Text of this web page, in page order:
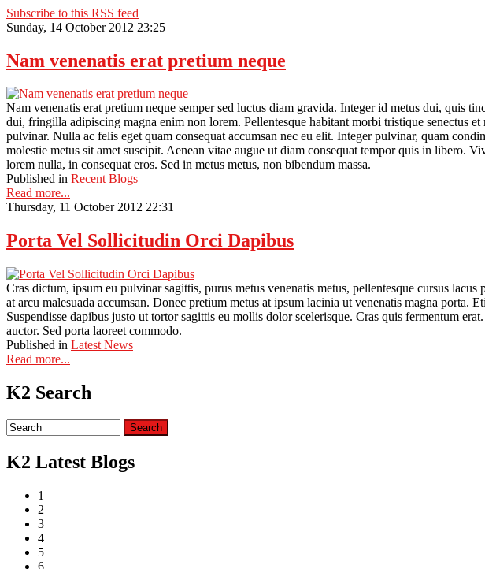
Subscribe to this RSS feed
Sunday, 14 October 2012 23:25
Nam venenatis erat pretium neque
Nam venenatis erat pretium neque semper sed luctus diam gravida. Integer id metus dui, quis
dui, fringilla adipiscing magna enim non lorem. Pellentesque habitant morbi tristique senectus
pulvinar. Nulla ac felis eget quam consequat accumsan nec eu elit. Integer pulvinar, quam
molestie metus sit amet suscipit. Aenean vitae augue ut diam consequat tempor quis in libero.
lorem nulla, in consequat eros. Sed in metus metus, non bibendum massa.
Published in Recent Blogs
Read more...
Thursday, 11 October 2012 22:31
Porta Vel Sollicitudin Orci Dapibus
Cras dictum, ipsum eu pulvinar sagittis, purus metus venenatis metus, pellentesque cursus
at arcu malesuada accumsan. Donec pretium metus at ipsum lacinia ut venenatis magna porta.
Suspendisse dapibus justo ut tortor sagittis eu mollis dolor scelerisque. Cras quis fermentum
auctor. Sed porta laoreet commodo.
Published in Latest News
Read more...
K2 Search
K2 Latest Blogs
1
2
3
4
5
6